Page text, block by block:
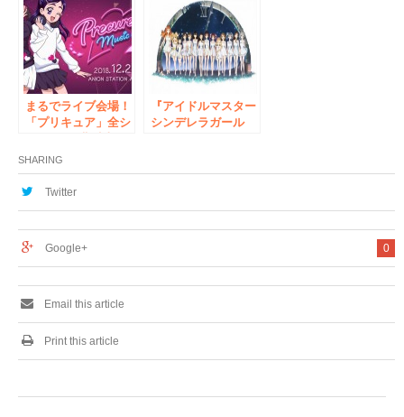
編〜』
よりオープン
まるでライブ会場！
「プリキュア」全シ
楽曲を楽しめるカフ
ェ 「プリキュア
Music Cafe」12月
『アイドルマスター
シンデレラガール
ニメイトカフェ秋葉
SHARING
Twitter
0
Google+
Email this article
Print this article